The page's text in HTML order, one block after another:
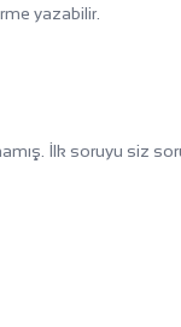
yazabilir.
İlk soruyu siz